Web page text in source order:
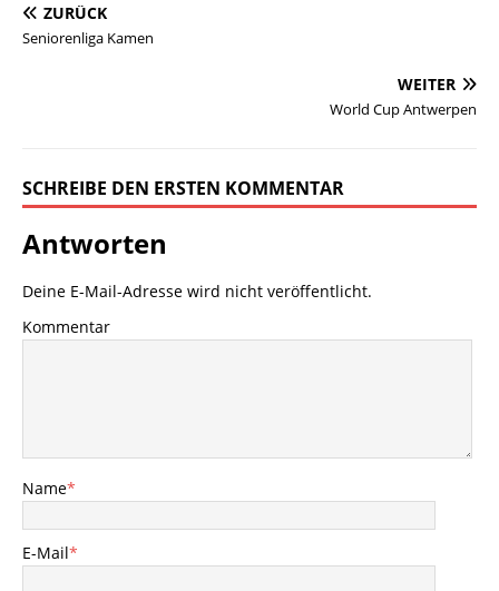
ZURÜCK
Seniorenliga Kamen
WEITER
World Cup Antwerpen
SCHREIBE DEN ERSTEN KOMMENTAR
Antworten
Deine E-Mail-Adresse wird nicht veröffentlicht.
Kommentar
Name*
E-Mail*